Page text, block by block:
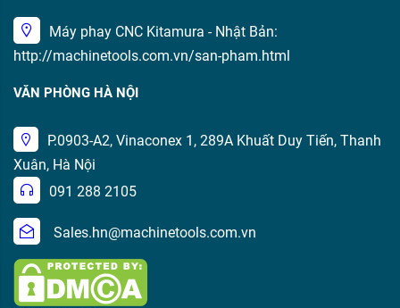
Máy phay CNC Kitamura - Nhật Bản:
http://machinetools.com.vn/san-pham.html
VĂN PHÒNG HÀ NỘI
P.0903-A2, Vinaconex 1, 289A Khuất Duy Tiến, Thanh
Xuân, Hà Nội
091 288 2105
Sales.hn@machinetools.com.vn